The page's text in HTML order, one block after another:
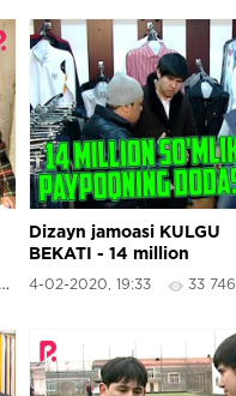
Dizayn jamoasi KULGU
BEKATI - 14 million
so&#39;mlik paypoqning
4-02-2020, 19:33 33 746